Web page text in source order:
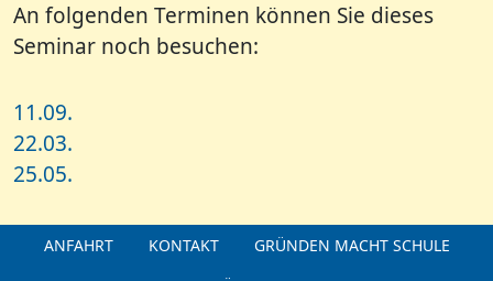
An folgenden Terminen können Sie dieses
Seminar noch besuchen:
11.09.
22.03.
25.05.
ANFAHRT KONTAKT
GRÜNDEN MACHT SCHULE